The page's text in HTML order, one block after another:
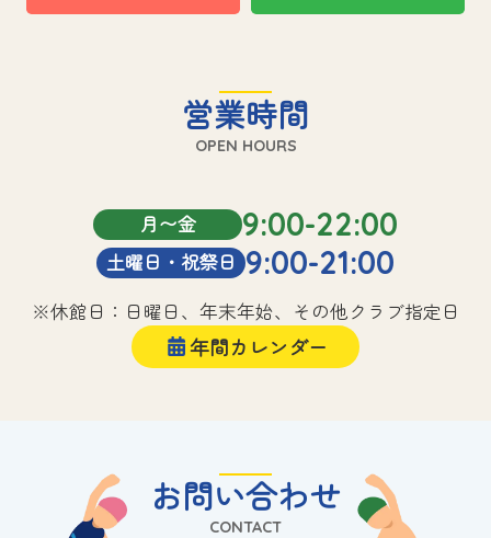
営業時間
OPEN HOURS
月〜金 9:00-22:00
土曜日・祝祭日 9:00-21:00
※休館日：日曜日、年末年始、その他クラブ指定日
年間カレンダー
お問い合わせ
CONTACT